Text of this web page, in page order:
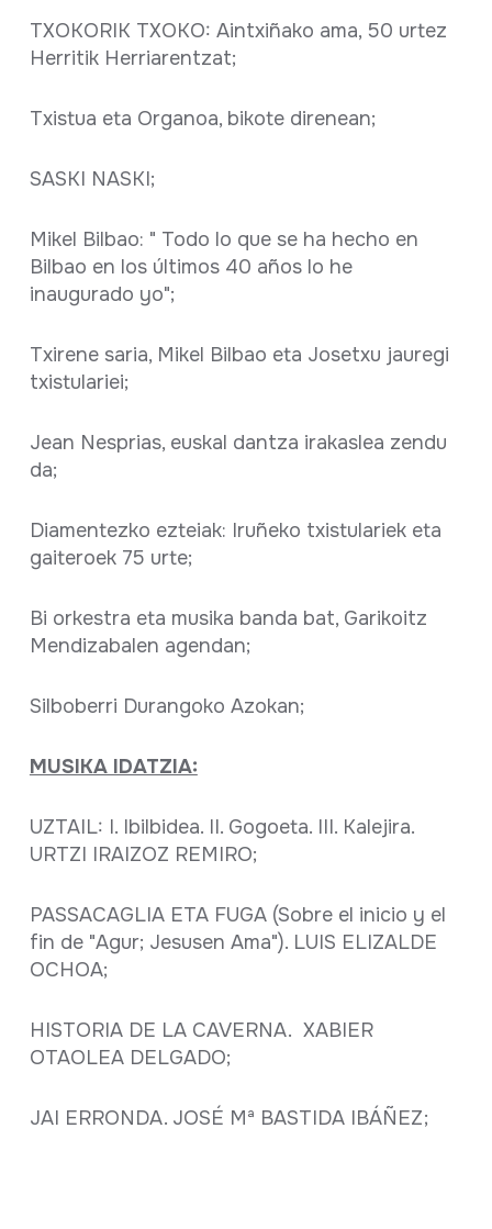
TXOKORIK TXOKO: Aintxiñako ama, 50 urtez
Herritik Herriarentzat;
Txistua eta Organoa, bikote direnean;
SASKI NASKI;
Mikel Bilbao: " Todo lo que se ha hecho en
Bilbao en los últimos 40 años lo he
inaugurado yo";
Txirene saria, Mikel Bilbao eta Josetxu jauregi
txistulariei;
Jean Nesprias, euskal dantza irakaslea zendu
da;
Diamentezko ezteiak: Iruñeko txistulariek eta
gaiteroek 75 urte;
Bi orkestra eta musika banda bat, Garikoitz
Mendizabalen agendan;
Silboberri Durangoko Azokan;
MUSIKA IDATZIA:
UZTAIL: I. Ibilbidea. II. Gogoeta. III. Kalejira.
URTZI IRAIZOZ REMIRO;
PASSACAGLIA ETA FUGA (Sobre el inicio y el
fin de "Agur; Jesusen Ama"). LUIS ELIZALDE
OCHOA;
HISTORIA DE LA CAVERNA. XABIER
OTAOLEA DELGADO;
JAI ERRONDA. JOSÉ Mª BASTIDA IBÁÑEZ;